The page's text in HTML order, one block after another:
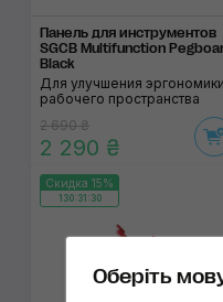
Панель для инструментов
SGCB Multifunction
Black
Для улучшения эргономики
рабочего пространства
2 690 ₴
2 290 ₴
Скидка 15%
130:31:30
Оберіть